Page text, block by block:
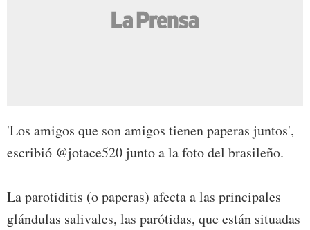
'Los amigos que son amigos tienen paperas juntos',
escribió @jotace520 junto a la foto del brasileño.
La parotiditis (o paperas) afecta a las principales
glándulas salivales, las parótidas, que están situadas